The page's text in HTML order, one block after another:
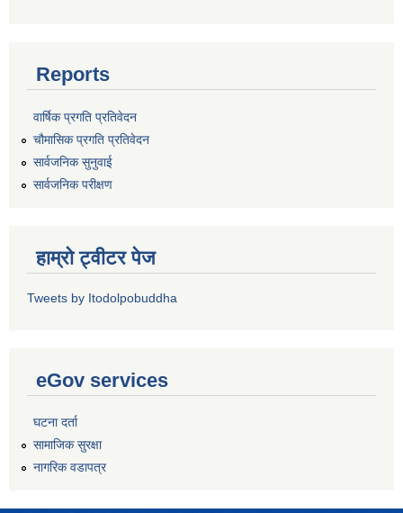
Reports
वार्षिक प्रगति प्रतिवेदन
चौमासिक प्रगति प्रतिवेदन
सार्वजनिक सुनुवाई
सार्वजनिक परीक्षण
हाम्रो ट्वीटर पेज
Tweets by Itodolpobuddha
eGov services
घटना दर्ता
सामाजिक सुरक्षा
नागरिक वडापत्र